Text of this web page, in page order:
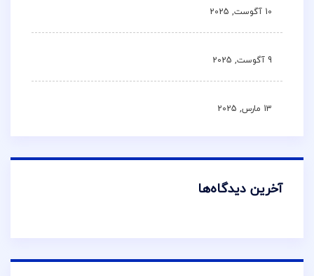
10 آگوست, 2025
9 آگوست, 2025
13 مارس, 2025
آخرین دیدگاه‌ها